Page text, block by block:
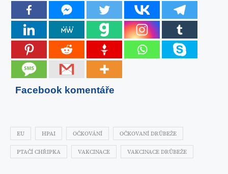
Facebook komentáře
EU HPAI OČKOVÁNÍ OČKOVANÍ DRŮBEŽE
PTAČÍ CHŘIPKA VAKCINACE VAKCINACE DRŮBEŽE